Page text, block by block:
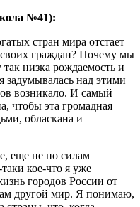
№41):
стран мира отстает
граждан? Почему мы
низка рождаемость и
задумывалась над этими
возникало. И самый
чтобы эта громадная
обласкана и
еще не по силам
кое-что я уже
городов России от
другой мир. Я понимаю,